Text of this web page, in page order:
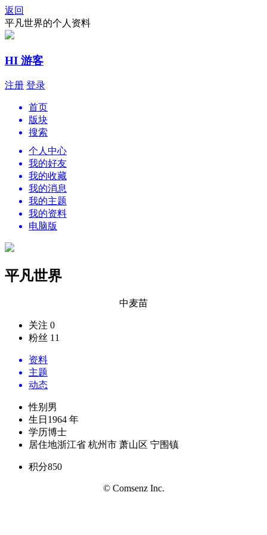
返回
平凡世界的个人资料
HI 游客
注册 登录
首页
版块
搜索
个人中心
我的好友
我的收藏
我的消息
我的主题
我的资料
电脑版
平凡世界
中麦苗
关注 0
粉丝 11
资料
主题
动态
性别 男
生日 1964 年
学历博士
居住地浙江省 杭州市 萧山区 宁围镇
积分850
© Comsenz Inc.